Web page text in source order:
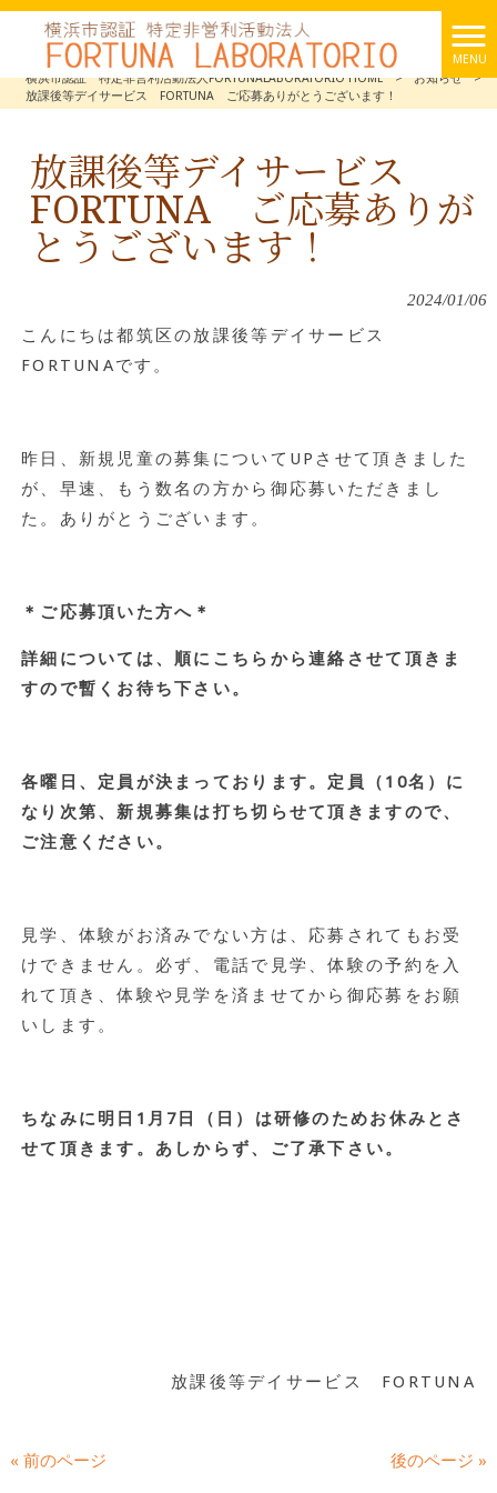
MENU
横浜市認証 特定非営利活動法人FORTUNALABORATORIO HOME
> お知らせ
>
放課後等デイサービス FORTUNA ご応募ありがとうございます！
放課後等デイサービス
FORTUNA ご応募ありが
とうございます！
2024/01/06
こんにちは都筑区の放課後等デイサービス
FORTUNAです。
昨日、新規児童の募集についてUPさせて頂きました
が、早速、もう数名の方から御応募いただきまし
た。ありがとうございます。
＊ご応募頂いた方へ＊
詳細については、順にこちらから連絡させて頂きま
すので暫くお待ち下さい。
各曜日、定員が決まっております。定員（10名）に
なり次第、新規募集は打ち切らせて頂きますので、
ご注意ください。
見学、体験がお済みでない方は、応募されてもお受
けできません。必ず、電話で見学、体験の予約を入
れて頂き、体験や見学を済ませてから御応募をお願
いします。
ちなみに明日1月7日（日）は研修のためお休みとさ
せて頂きます。あしからず、ご了承下さい。
放課後等デイサービス FORTUNA
« 前のページ 後のページ »